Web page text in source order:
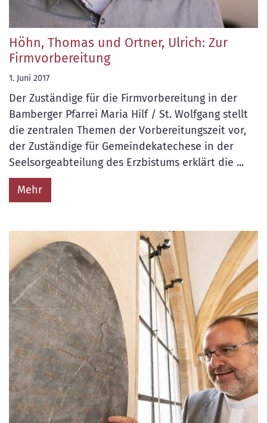
Höhn, Thomas und Ortner, Ulrich: Zur
Firmvorbereitung
1. Juni 2017
Der Zuständige für die Firmvorbereitung in der
Bamberger Pfarrei Maria Hilf / St. Wolfgang stellt
die zentralen Themen der Vorbereitungszeit vor,
der Zuständige für Gemeindekatechese in der
Seelsorgeabteilung des Erzbistums erklärt die ...
Mehr